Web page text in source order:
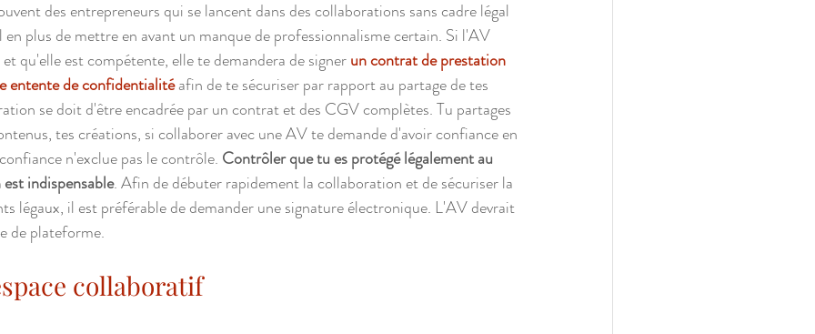
des entrepreneurs qui se lancent dans des collaborations sans cadre légal
plus de mettre en avant un manque de professionnalisme certain. Si l'AV
qu'elle est compétente, elle te demandera de signer un contrat de prestation
entente de confidentialité afin de te sécuriser par rapport au partage de tes
se doit d'être encadrée par un contrat et des CGV complètes. Tu partages
tes créations, si collaborer avec une AV te demande d'avoir confiance en
n'exclue pas le contrôle. Contrôler que tu es protégé légalement au
indispensable. Afin de débuter rapidement la collaboration et de sécuriser la
légaux, il est préférable de demander une signature électronique. L'AV devrait
de plateforme.
collaboratif